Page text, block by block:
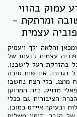
עמוק בהווי
ומרתקת -
עצמית
והלאה ילך ויעמיק
עצמית לדעתו של
בהזרקת רעל לישבנו.
אין שום סיבה
כלי רצח נחשבו
מדויק. כזה המרוקן
הציבורית גם ככלי
ובעיקראיידס כמובן.